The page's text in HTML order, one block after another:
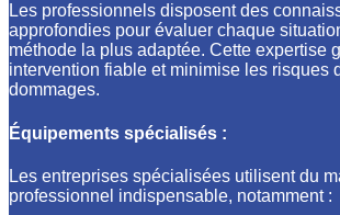
Les professionnels disposent des
approfondies pour évaluer chaque
méthode la plus adaptée. Cette expertise
intervention fiable et minimise les risques
dommages.
Équipements spécialisés :
Les entreprises spécialisées utilisent du
professionnel indispensable, notamment :